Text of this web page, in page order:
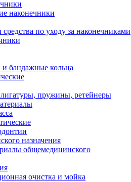
наконечники
по уходу за наконечниками
бандажные кольца
пружины, ретейнеры
назначения
общемедицинского
очистка и мойка